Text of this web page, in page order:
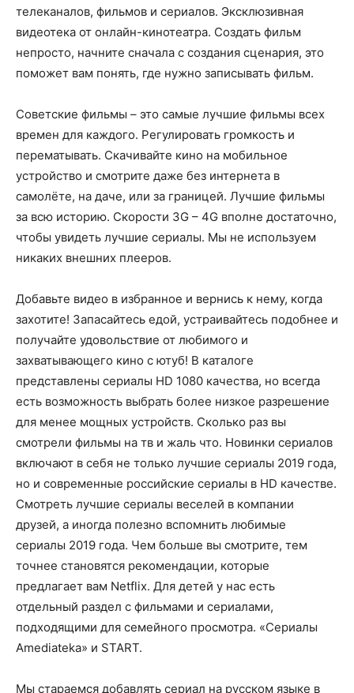
телеканалов, фильмов и сериалов. Эксклюзивная
видеотека от онлайн-кинотеатра. Создать фильм
непросто, начните сначала с создания сценария, это
поможет вам понять, где нужно записывать фильм.
Советские фильмы – это самые лучшие фильмы всех
времен для каждого. Регулировать громкость и
перематывать. Скачивайте кино на мобильное
устройство и смотрите даже без интернета в
самолёте, на даче, или за границей. Лучшие фильмы
за всю историю. Скорости 3G – 4G вполне достаточно,
чтобы увидеть лучшие сериалы. Мы не используем
никаких внешних плееров.
Добавьте видео в избранное и вернись к нему, когда
захотите! Запасайтесь едой, устраивайтесь подобнее и
получайте удовольствие от любимого и
захватывающего кино с ютуб! В каталоге
представлены сериалы HD 1080 качества, но всегда
есть возможность выбрать более низкое разрешение
для менее мощных устройств. Сколько раз вы
смотрели фильмы на тв и жаль что. Новинки сериалов
включают в себя не только лучшие сериалы 2019 года,
но и современные российские сериалы в HD качестве.
Смотреть лучшие сериалы веселей в компании
друзей, а иногда полезно вспомнить любимые
сериалы 2019 года. Чем больше вы смотрите, тем
точнее становятся рекомендации, которые
предлагает вам Netflix. Для детей у нас есть
отдельный раздел с фильмами и сериалами,
подходящими для семейного просмотра. «Сериалы
Amediateka» и START.
Мы стараемся добавлять сериал на русском языке в